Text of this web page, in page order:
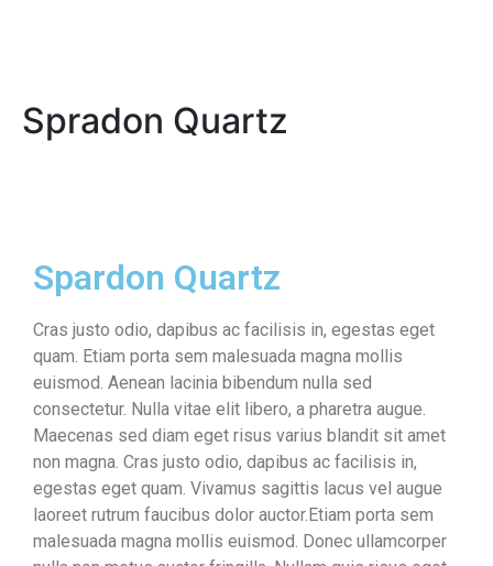
Spradon Quartz
Spardon Quartz
Cras justo odio, dapibus ac facilisis in, egestas eget
quam. Etiam porta sem malesuada magna mollis
euismod. Aenean lacinia bibendum nulla sed
consectetur. Nulla vitae elit libero, a pharetra augue.
Maecenas sed diam eget risus varius blandit sit amet
non magna. Cras justo odio, dapibus ac facilisis in,
egestas eget quam. Vivamus sagittis lacus vel augue
laoreet rutrum faucibus dolor auctor.Etiam porta sem
malesuada magna mollis euismod. Donec ullamcorper